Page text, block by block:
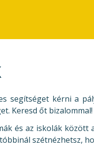
segítséget kérni a
Keresd őt bizalommal!
és az iskolák
szétnézhetsz,